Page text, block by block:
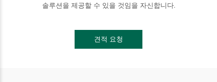
솔루션을 제공할 수 있을 것임을 자신합니다.
견적 요청